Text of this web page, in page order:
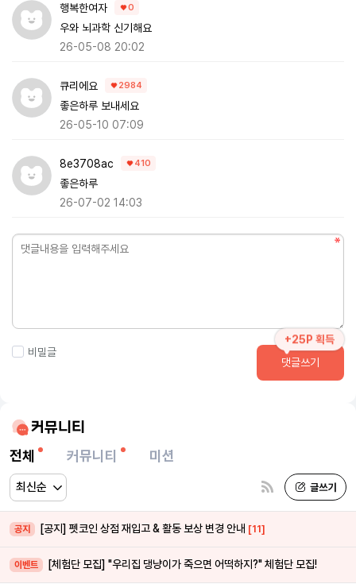
행복한여자 0
우와 뇌과학 신기해요
26-05-08 20:02
큐리에요 2984
좋은하루 보내세요
26-05-10 07:09
8e3708ac 410
좋은하루
26-07-02 14:03
비밀글
+25P 획득
댓글쓰기
커뮤니티
전체
커뮤니티 미션
공지 [공지] 펫코인 상점 재입고 & 활동 보상 변경 안내 [11]
이벤트 [체험단 모집] "우리집 댕냥이가 죽으면 어떡하지?" 체험단 모집!